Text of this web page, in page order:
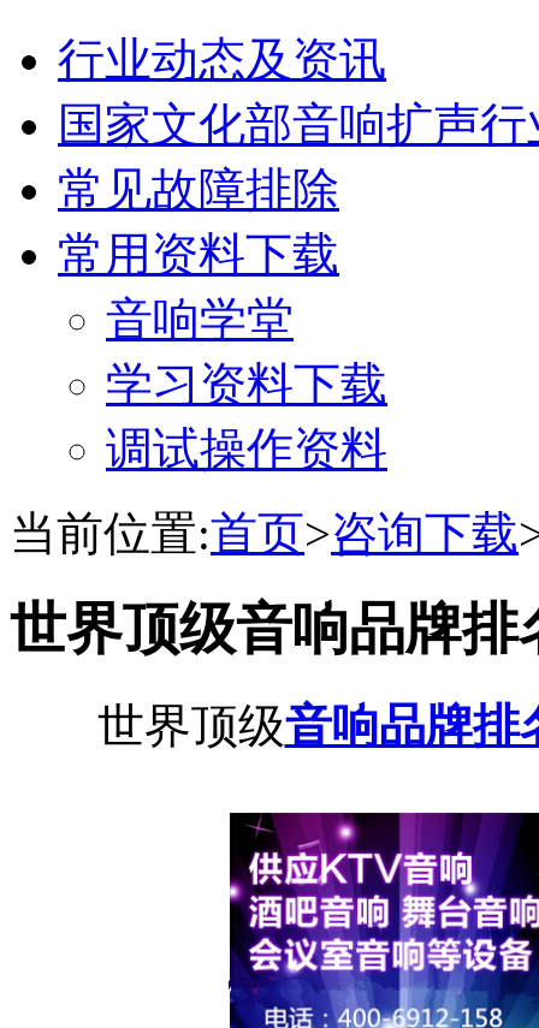
行业动态及资讯
国家文化部音响扩声
常见故障排除
常用资料下载
音响学堂
学习资料下载
调试操作资料
当前位置:首页>咨询下载
世界顶级音响品牌排
世界顶级音响品牌排